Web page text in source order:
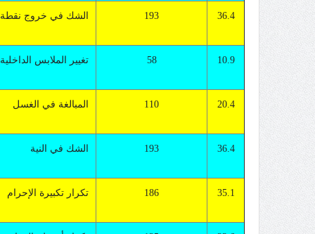
36.4
193 الشك في خروج
10.9
58 تغيير الملابس
20.4
110 المبالغة في الغسل
36.4
193 الشك في النية
35.1
186 تكرار تكبيرة الإحرام